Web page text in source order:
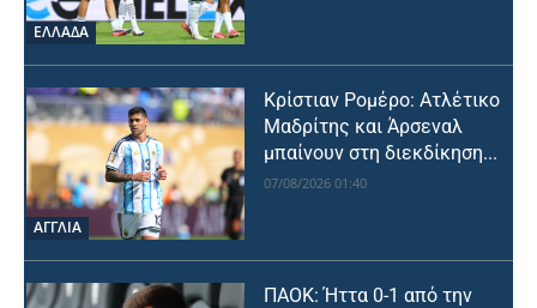
ΕΛΛΑΔΑ
ΑΓΓΛΙΑ
Κρίστιαν Ρομέρο: Ατλέτικο
Μαδρίτης και Άρσεναλ
μπαίνουν στη διεκδίκηση...
07/08/2026 01:40
ΠΑΟΚ: Ήττα 0-1 από την